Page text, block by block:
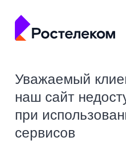
Уважаемый
наш сайт
при
сервисов